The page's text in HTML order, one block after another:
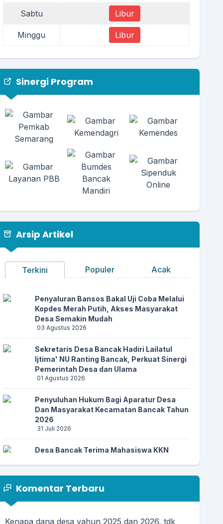
Sabtu
Libur
Minggu Libur
Sinergi Program
Arsip Artikel
Terkini Populer Acak
Penyaluran Bansos Bakal Uji Coba Melalui
Kopdes Merah Putih, Akses Masyarakat
Desa Semakin Mudah
03 Agustus 2026
Sekretaris Desa Bancak Hadiri Lailatul
Ijtima' NU Ranting Bancak, Perkuat Sinergi
Pemerintah Desa dan Ulama
01 Agustus 2026
Penyuluhan Hukum Bagi Aparatur Desa
Dan Masyarakat Kecamatan Bancak Tahun
2026
31 Juli 2026
Desa Bancak Terima Mahasiswa KKN
Rapat Koordinasi Kebutuhan Pupuk,
Pemerintah Desa Bancak Perkuat Sinergi
17 Juli 2026
Komentar Terbaru
13 April 2026 11:27:04
Apresiasi website desa sudah ada menu DESA
ANTI KORUPSI....
Alhamdulillah.. Semoga lebih mudah dan lebih